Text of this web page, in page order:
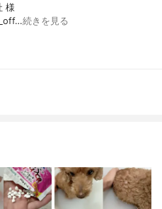
様
続きを見る